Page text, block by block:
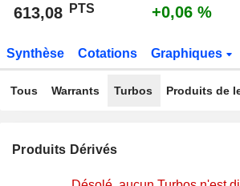
613,08 PTS +0,06 %
Synthèse Cotations Graphiques
Tous Warrants Turbos Produits de
Produits Dérivés